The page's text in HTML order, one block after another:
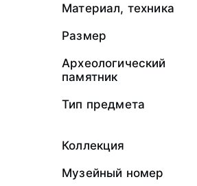
Материал, техника
Размер
Археологический
памятник
Тип предмета
Коллекция
Музейный номер